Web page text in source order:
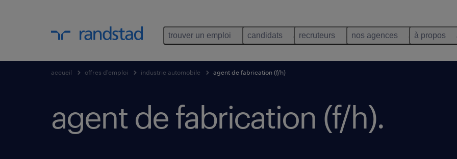
trouver un emploi candidats recruteurs nos agences à propos
accueil offres d'emploi industrie automobile agent de fabrication (f/h)
agent de fabrication (f/h).